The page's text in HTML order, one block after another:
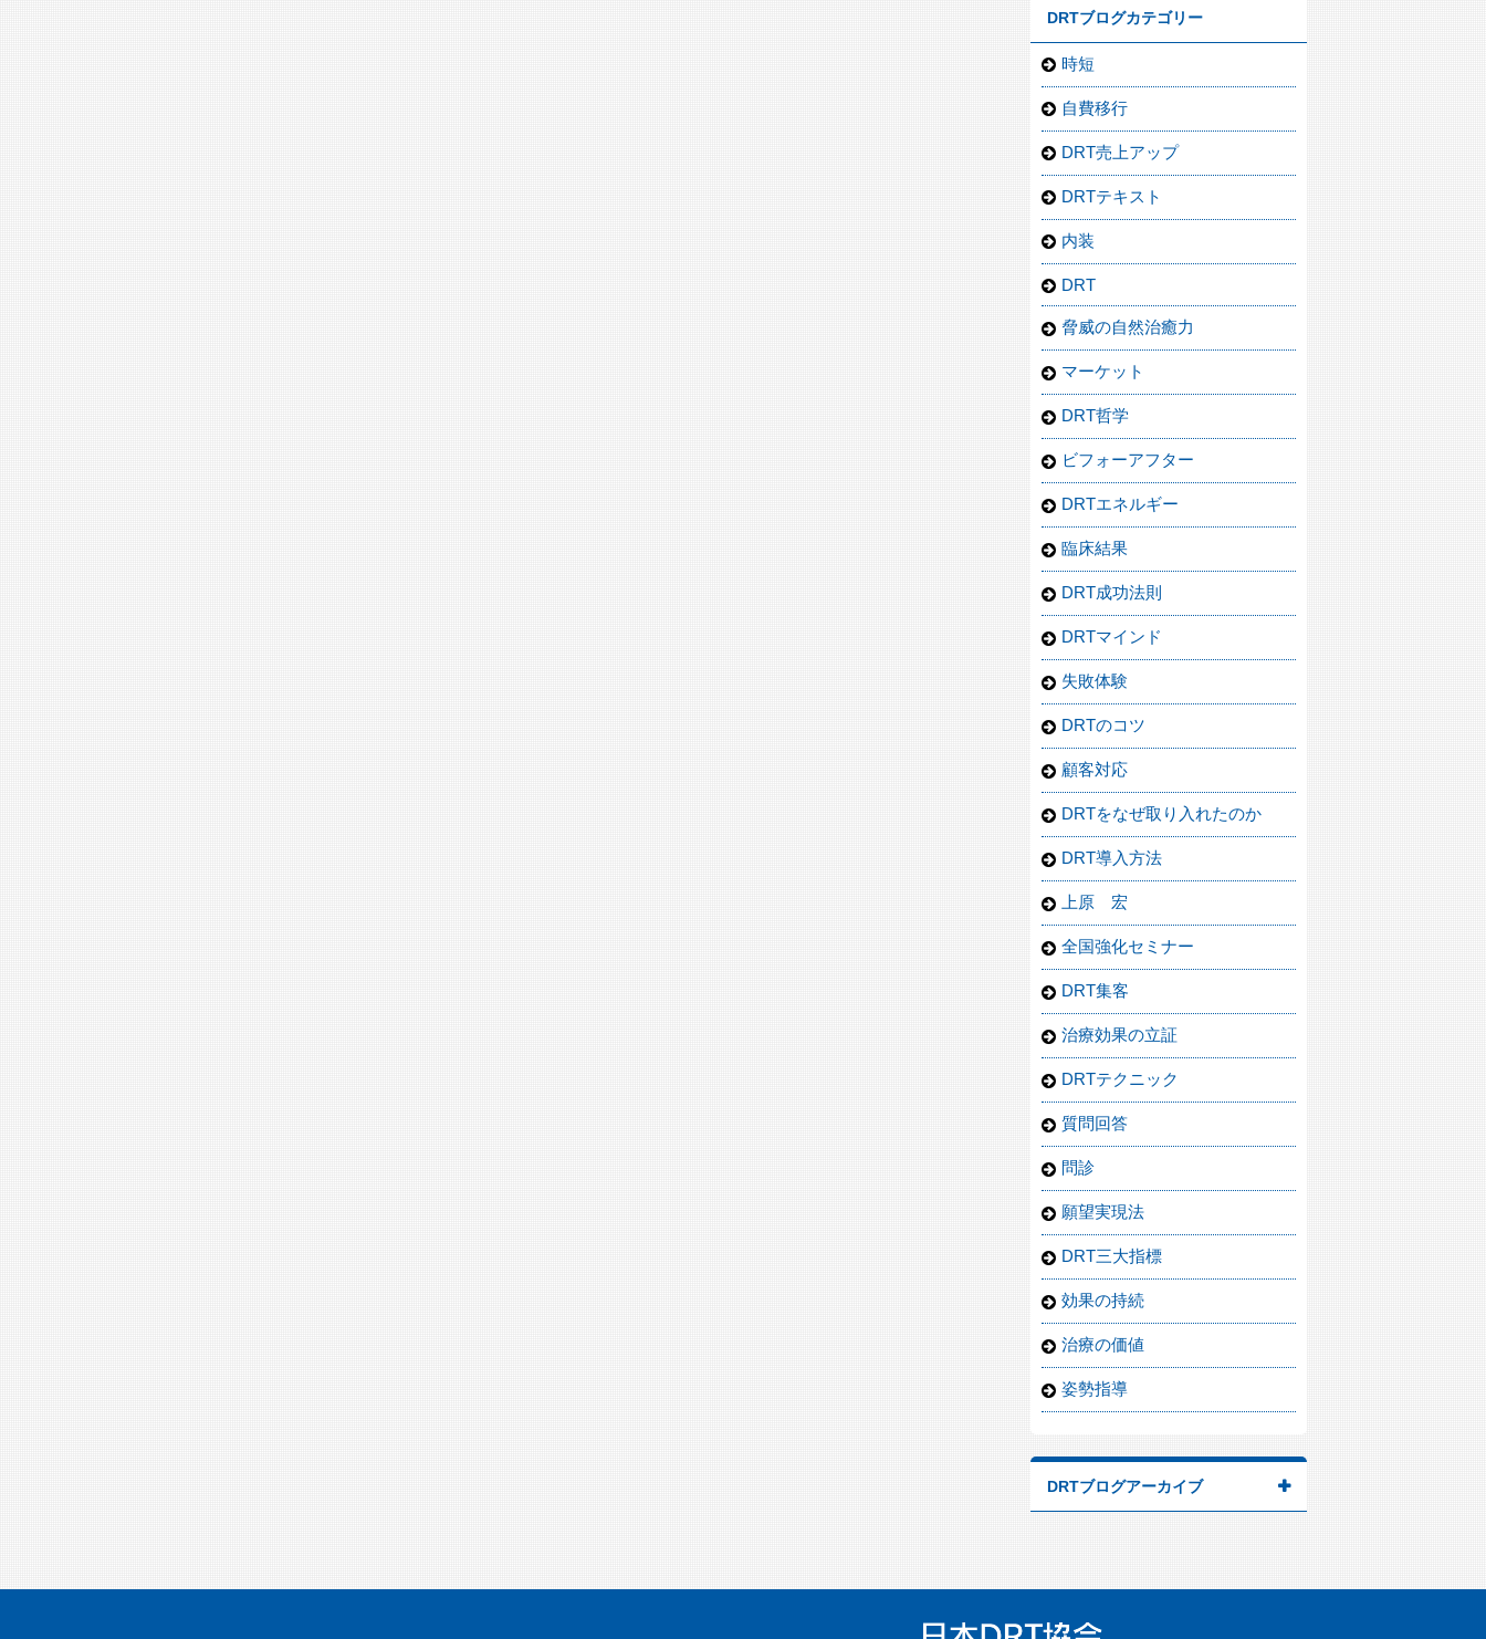
DRTブログカテゴリー
時短
自費移行
DRT売上アップ
DRTテキスト
内装
DRT
脅威の自然治癒力
マーケット
DRT哲学
ビフォーアフター
DRTエネルギー
臨床結果
DRT成功法則
DRTマインド
失敗体験
DRTのコツ
顧客対応
DRTをなぜ取り入れたのか
DRT導入方法
上原 宏
全国強化セミナー
DRT集客
治療効果の立証
DRTテクニック
質問回答
問診
願望実現法
DRT三大指標
効果の持続
治療の価値
姿勢指導
DRTブログアーカイブ